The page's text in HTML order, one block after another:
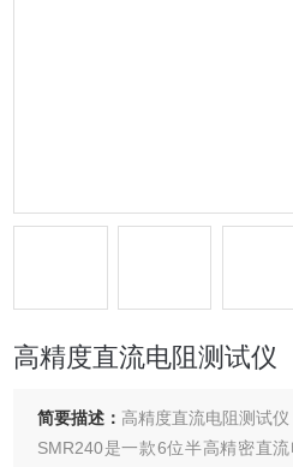
高精度直流电阻测试仪
简要描述： 高精度直流电阻测试仪
SMR240是一款6位半高精密直